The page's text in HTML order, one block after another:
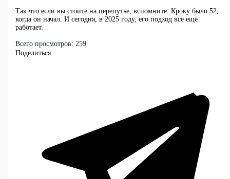
Так что если вы стоите на перепутье, вспомните: Кроку было 52,
когда он начал. И сегодня, в 2025 году, его подход всё ещё
работает.
Всего просмотров: 259
Поделиться